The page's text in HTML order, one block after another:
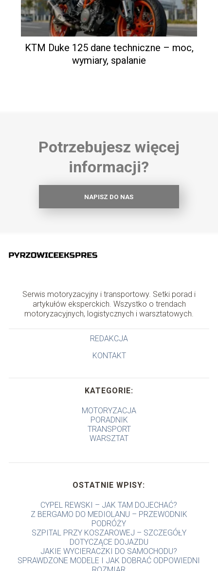
KTM Duke 125 dane techniczne – moc,
wymiary, spalanie
Potrzebujesz więcej
informacji?
NAPISZ DO NAS
Serwis motoryzacyjny i transportowy. Setki porad i
artykułów eksperckich. Wszystko o trendach
motoryzacyjnych, logistycznych i warsztatowych.
REDAKCJA
KONTAKT
KATEGORIE:
MOTORYZACJA
PORADNIK
TRANSPORT
WARSZTAT
OSTATNIE WPISY:
CYPEL REWSKI – JAK TAM DOJECHAĆ?
Z BERGAMO DO MEDIOLANU – PRZEWODNIK
PODRÓŻY
SZPITAL PRZY KOSZAROWEJ – SZCZEGÓŁY
DOTYCZĄCE DOJAZDU
JAKIE WYCIERACZKI DO SAMOCHODU?
SPRAWDZONE MODELE I JAK DOBRAĆ ODPOWIEDNI